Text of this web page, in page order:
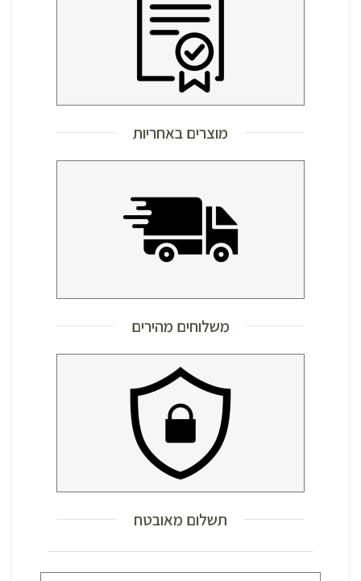
מוצרים באחריות
משלוחים מהירים
תשלום מאובטח